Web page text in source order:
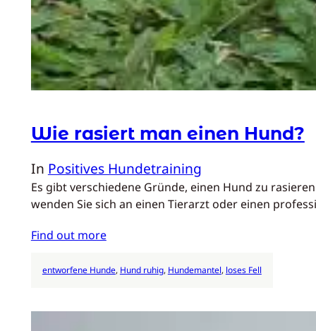
Wie rasiert man einen Hund?
In Positives Hundetraining
Es gibt verschiedene Gründe, einen Hund zu
wenden Sie sich an einen Tierarzt oder einen
Find out more
entworfene Hunde, Hund ruhig, Hundemantel, loses Fell